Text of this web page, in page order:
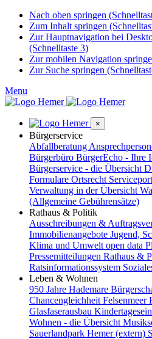
Nach oben springen
Zum Inhalt springen
Zur Hauptnavigation bei
(Schnelltaste 3)
Zur mobilen Navigation
Zur Suche springen
Menu
×
Bürgerservice
Abfallberatung
Bürgerbüro BürgerEcho - Ihre
Bürgerservice - die Übersicht
Formulare Ortsrecht
Verwaltung in der Übersicht
(Allgemeine Gebührensätze)
Rathaus & Politik
Ausschreibungen &
Immobilienangebote Jugend,
Klima und Umwelt open data
Pressemitteilungen Rathaus &
Ratsinformationssystem
Leben & Wohnen
950 Jahre Hademare
Chancengleichheit Felsenmeer
Glasfaserausbau
Wohnen - die Übersicht
Sauerlandpark Hemer (extern)